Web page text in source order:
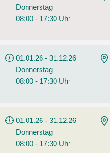
Donnerstag
08:00 - 17:30 Uhr
01.01.26 - 31.12.26
Donnerstag
08:00 - 17:30 Uhr
01.01.26 - 31.12.26
Donnerstag
08:00 - 17:30 Uhr